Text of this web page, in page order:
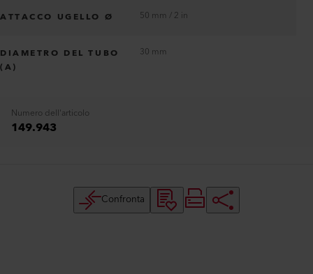
ATTACCO UGELLO Ø 50 mm / 2 in
DIAMETRO DEL TUBO
(A)
30 mm
Numero dell'articolo
149.943
Confronta